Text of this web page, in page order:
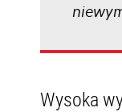
Wysoka